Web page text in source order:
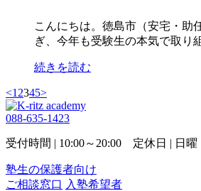
こんにちは。徳島市（安宅・助
ぎ、今年も受験生の本気で取り
続きを読む
<1 2345>
088-635-1423
受付時間 | 10:00～20:00 定休日 | 日曜
塾生の保護者向け
ご相談窓口 入塾希望者